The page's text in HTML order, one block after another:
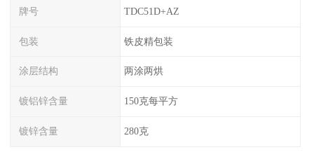
牌号 TDC51D+AZ
包装 铁皮精包装
涂层结构 两涂两烘
镀铝锌含量 150克每平方
镀锌含量 280克